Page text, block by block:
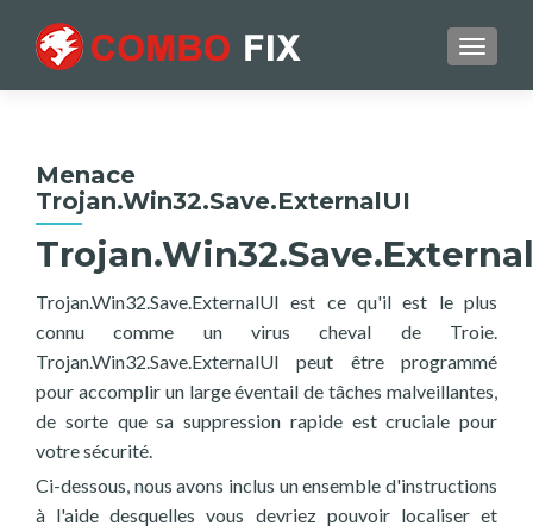
Menace
Trojan.Win32.Save.ExternalUI
Trojan.Win32.Save.ExternalUI est ce qu'il est le plus
connu comme un virus cheval de Troie.
Trojan.Win32.Save.ExternalUI peut être programmé
pour accomplir un large éventail de tâches malveillantes,
de sorte que sa suppression rapide est cruciale pour
votre sécurité.
Ci-dessous, nous avons inclus un ensemble d'instructions
à l'aide desquelles vous devriez pouvoir localiser et